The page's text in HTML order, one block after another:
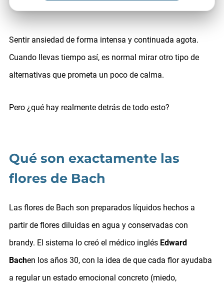
Sentir ansiedad de forma intensa y continuada agota.
Cuando llevas tiempo así, es normal mirar otro tipo de
alternativas que prometa un poco de calma.
Pero ¿qué hay realmente detrás de todo esto?
Qué son exactamente las
flores de Bach
Las flores de Bach son preparados líquidos hechos a
partir de flores diluidas en agua y conservadas con
brandy. El sistema lo creó el médico inglés Edward
Bachen los años 30, con la idea de que cada flor ayudaba
a regular un estado emocional concreto (miedo,